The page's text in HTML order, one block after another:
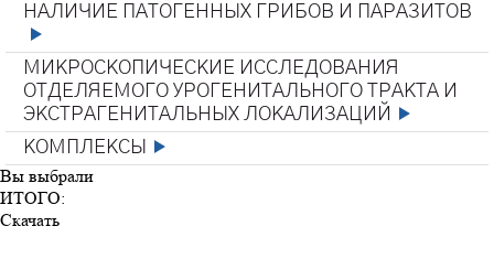
НАЛИЧИЕ ПАТОГЕННЫХ ГРИБОВ И ПАРАЗИТОВ
МИКРОСКОПИЧЕСКИЕ ИССЛЕДОВАНИЯ
ОТДЕЛЯЕМОГО УРОГЕНИТАЛЬНОГО ТРАКТА И
ЭКСТРАГЕНИТАЛЬНЫХ ЛОКАЛИЗАЦИЙ
КОМПЛЕКСЫ
Вы выбрали
ИТОГО:
Скачать